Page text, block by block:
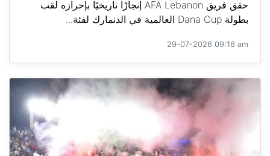
حقق فريق AFA Lebanon إنجازًا تاريخيًا بإحرازه لقب
بطولة Dana Cup العالمية في الدنمارك لفئة...
29-07-2026 09:16 am